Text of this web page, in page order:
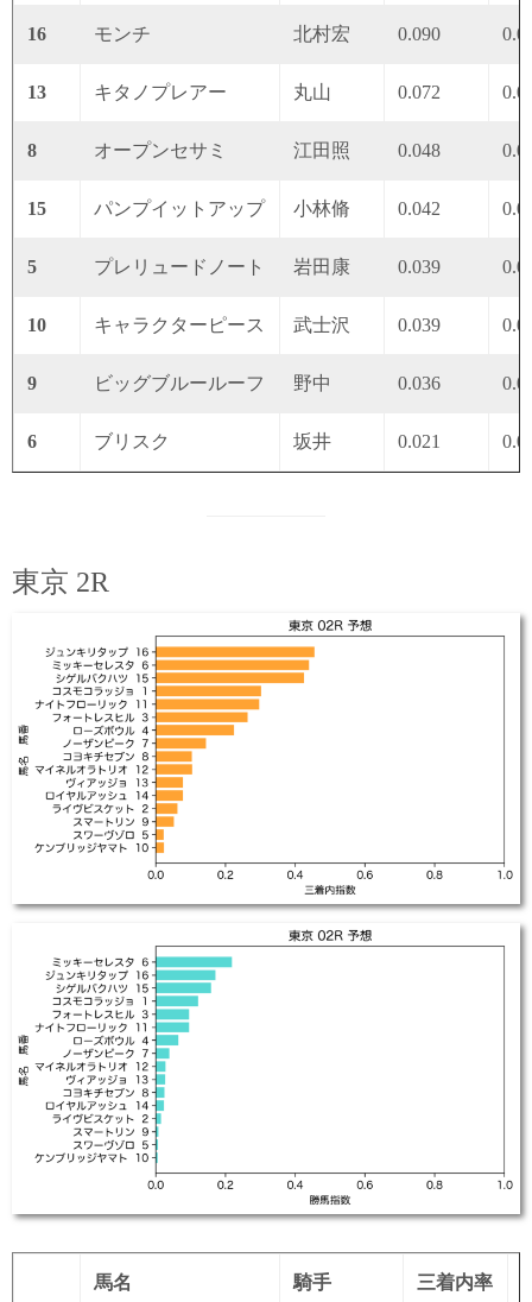
16 モンチ 北村宏 0.090
13 キタノプレアー 丸山 0.072
8 オープンセサミ 江田照 0.048
15 パンプイットアップ 小林脩 0.042
5 プレリュードノート 岩田康 0.039
10 キャラクターピース 武士沢 0.039
9 ビッグブルールーフ 野中 0.036
6 ブリスク 坂井 0.021
東京 2R
馬名 騎手 三着内率